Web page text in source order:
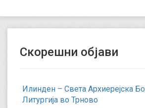
Скорешни објави
Илинден – Света Архиерејска
Литургија во Трново